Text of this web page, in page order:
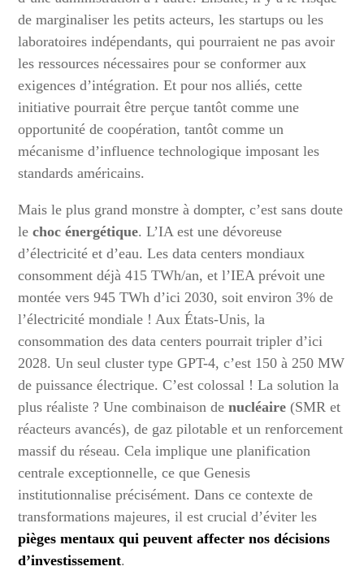
de marginaliser les petits acteurs, les startups ou les
laboratoires indépendants, qui pourraient ne pas avoir
les ressources nécessaires pour se conformer aux
exigences d’intégration. Et pour nos alliés, cette
initiative pourrait être perçue tantôt comme une
opportunité de coopération, tantôt comme un
mécanisme d’influence technologique imposant les
standards américains.
Mais le plus grand monstre à dompter, c’est sans doute
lechoc énergétique. L’IA est une dévoreuse
d’électricité et d’eau. Les data centers mondiaux
consomment déjà 415 TWh/an, et l’IEA prévoit une
montée vers 945 TWh d’ici 2030, soit environ 3% de
l’électricité mondiale ! Aux États-Unis, la
consommation des data centers pourrait tripler d’ici
2028. Un seul cluster type GPT-4, c’est 150 à 250 MW
de puissance électrique. C’est colossal ! La solution la
plus réaliste ? Une combinaison denucléaire (SMR et
réacteurs avancés), de gaz pilotable et un renforcement
massif du réseau. Cela implique une planification
centrale exceptionnelle, ce que Genesis
institutionnalise précisément. Dans ce contexte de
transformations majeures, il est crucial d’éviter les
pièges mentaux qui peuvent affecter nos décisions
d’investissement.